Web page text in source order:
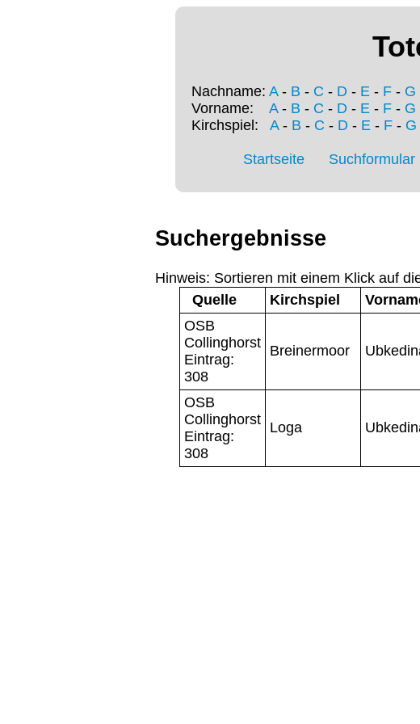
Nachname: A- B - C - D - E - F - G
Vorname: A- B - C - D - E - F - G
Kirchspiel: A- B - C - D- E- F- G
Startseite Suchformular
Suchergebnisse
Hinweis: Sortieren mit einem Klick auf
Quelle
Kirchspiel
OSB
Collinghorst
Eintrag:
308
Breinermoor
OSB
Collinghorst
Eintrag:
308
Loga